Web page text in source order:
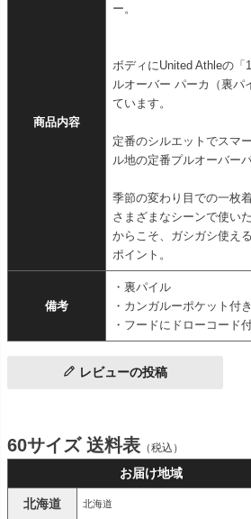
商品内容
ー。
ボディにUnited Athleの
ルオーバー パーカ（裏パ
ています。
定番のシルエットでスマ
ル地の定番プルオーバー
季節の変わり目での一枚
さまざまなシーンで使い
からこそ、ガシガシ使え
ポイント。
備考
・裏パイル
・カンガルーポケット付き
・フードにドローコード
レビューの投稿
60サイズ 送料表 （税込）
お届け地域
北海道 北海道